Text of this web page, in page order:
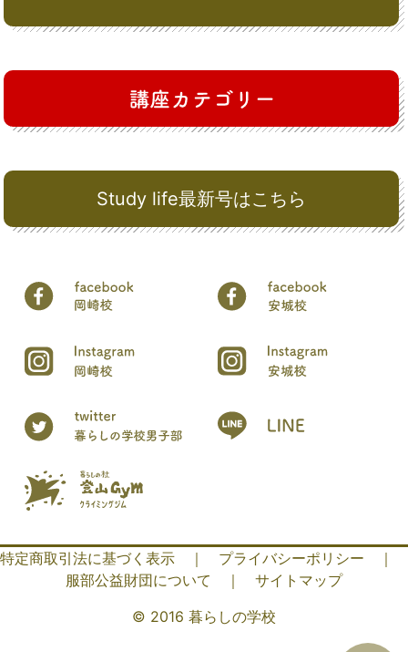
Study life最新号はこちら
特定商取引法に基づく表示 ｜ プライバシーポリシー
｜
服部公益財団について
｜
サイトマップ
© 2016 暮らしの学校